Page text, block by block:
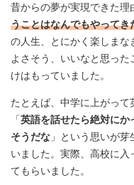
昔からの夢が実現できた理
うことはなんでもやってき
の人生、とにかく楽しまな
よさそう、いいなと思った
けはもっていました。
たとえば、中学に上がって
「英語を話せたら絶対にか
そうだな 」という思いが
いました。実際、高校に
てもらいました。